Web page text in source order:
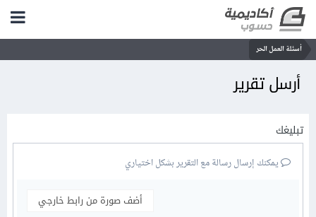
أسئلة العمل الحر
أرسل تقرير
تبليغك
يمكنك إرسال رسالة مع التقرير بشكل اختياري
أضف صورة من رابط خارجي